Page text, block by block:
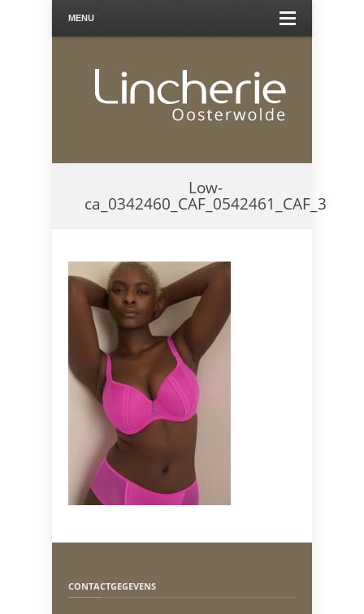
MENU
Low-
ca_0342460_CAF_0542461_CAF_3
CONTACTGEGEVENS